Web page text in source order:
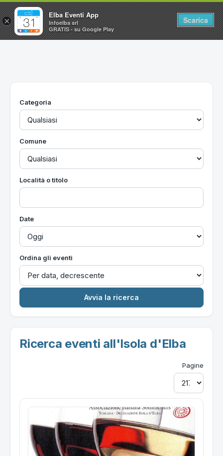
Home
Utilità
Categoria
Comune
Località o titolo
Date
Ordina gli eventi
Ricerca eventi all'Isola d'Elba
Pagine
×
Elba Eventi App
Infoelba srl
GRATIS - su Google Play
Scarica